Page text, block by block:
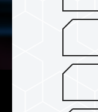
선택할 수